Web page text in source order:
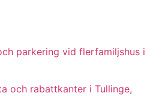
parkering vid flerfamiljshus i
och rabattkanter i Tullinge,